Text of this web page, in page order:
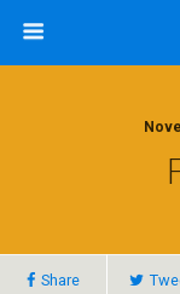
Share